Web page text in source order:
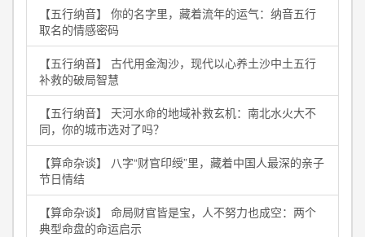
【五行纳音】 你的名字里，藏着流年的运气：纳音五行
取名的情感密码
【五行纳音】 古代用金淘沙，现代以心养土沙中土五行
补救的破局智慧
【五行纳音】 天河水命的地域补救玄机：南北水火大不
同，你的城市选对了吗？
【算命杂谈】 八字“财官印绶”里，藏着中国人最深的亲子
节日情结
【算命杂谈】 命局财官皆是宝，人不努力也成空：两个
典型命盘的命运启示